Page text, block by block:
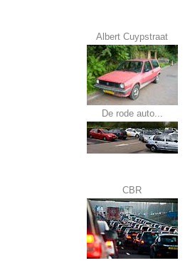
Albert Cuypstraat
De rode auto...
CBR